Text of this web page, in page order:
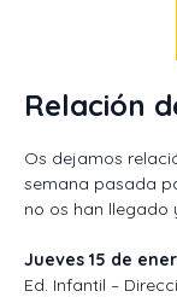
Relación
Os dejamos
semana pasada
no os han
Jueves 15 de
Ed. Infantil –